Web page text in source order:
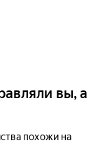
вы, а
похожи на